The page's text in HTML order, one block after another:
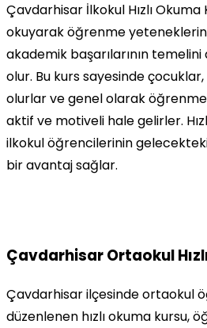
Çavdarhisar İlkokul Hızlı Okuma
okuyarak öğrenme
akademik başarılarının temelini
olur. Bu kurs sayesinde
olurlar ve genel olarak
aktif ve motiveli hale gelirler.
ilkokul öğrencilerinin
bir avantaj sağlar.
Çavdarhisar Ortaokul
Çavdarhisar ilçesinde ortaokul
düzenlenen hızlı okuma kursu,